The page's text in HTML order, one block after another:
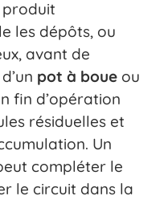
produit
les dépôts, ou
avant de
pot à boue ou
fin d’opération
résiduelles et
Un
compléter le
le circuit dans la